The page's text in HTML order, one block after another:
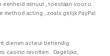
minuut , toestaan ​​voor u
method acting , zoals gelijk PayPal
dienen acteur behendig
casino ravotten . Dagelijks,